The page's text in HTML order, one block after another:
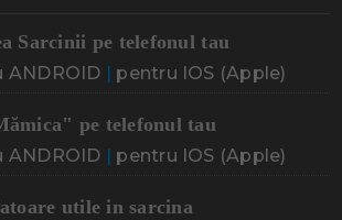
Sarcinii pe telefonul tau
ANDROID pentru IOS (Apple)
pe telefonul tau
ANDROID pentru IOS (Apple)
utile in sarcina